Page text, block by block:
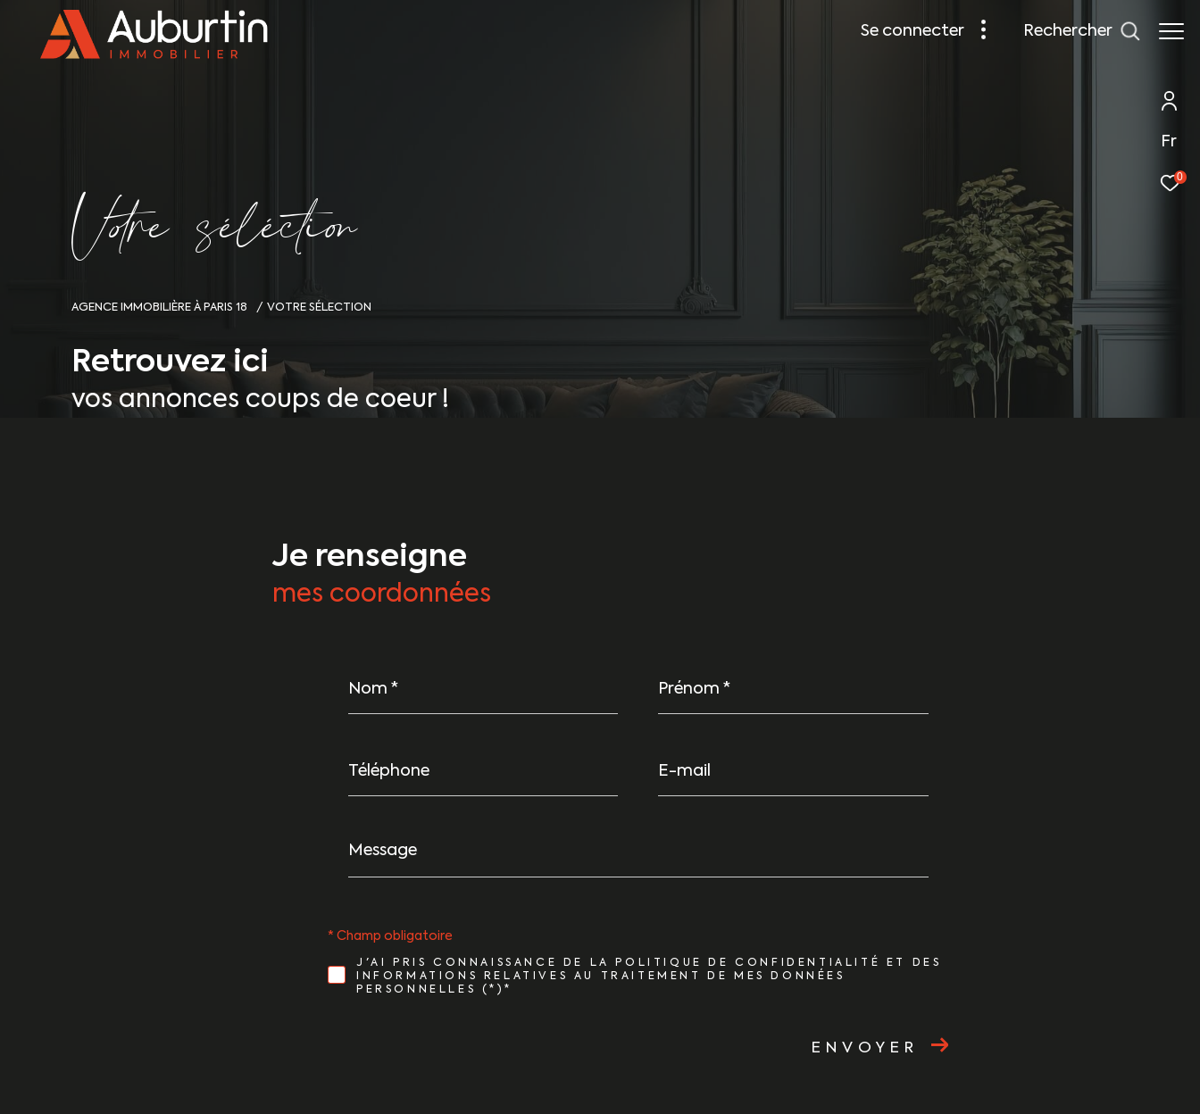
Fr
0
se connecter rechercher
Vore séléctio
AGENCE IMMOBILIÈRE À PARIS 18 VOTRE SÉLECTION
Retrouvez ici
vos annonces coups de coeur !
Je renseigne
mes coordonnées
*
*
mail
*
J'AI PRIS CONNAISSANCE DE LA POLITIQUE DE CONFIDENTIALITÉ ET DES
INFORMATIONS RELATIVES AU TRAITEMENT DE MES DONNÉES
PERSONNELLES (*)*
* Champ obligatoire
ENVOYER